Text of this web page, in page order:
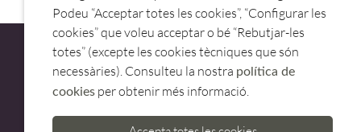
ATENCIÓ AL CLIENT
Podeu “Acceptar totes les cookies”, “Configurar les
cookies” que voleu acceptar o bé “Rebutjar-les
totes” (excepte les cookies tècniques que són
necessàries). Consulteu la nostra política de
cookies per obtenir més informació.